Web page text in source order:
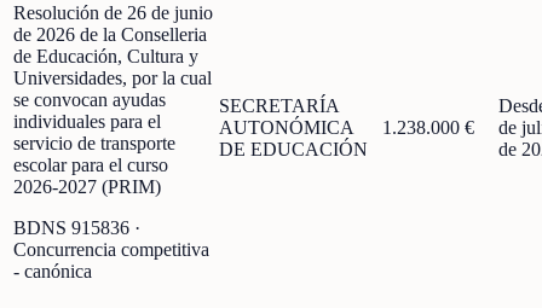
Resolución de 26 de junio
de 2026 de la Conselleria
de Educación, Cultura y
Universidades, por la cual
se convocan ayudas
individuales para el
servicio de transporte
escolar para el curso
2026-2027 (PRIM)
BDNS 915836 ·
Concurrencia competitiva
- canónica
SECRETARÍA
AUTONÓMICA
DE EDUCACIÓN
1.238.000 €
de
de